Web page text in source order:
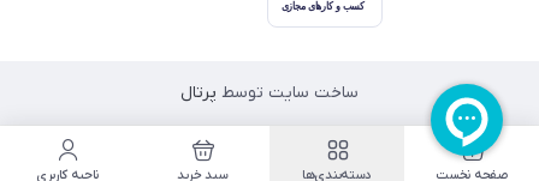
ساخت سایت توسط پرتال
صفحه نخست دسته‌بندی‌ها سبد خرید ناحیه کاربری